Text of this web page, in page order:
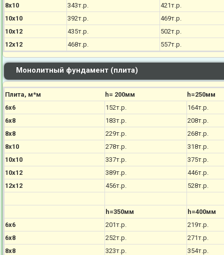
8х10
343т.р.
421т.р.
10х10
392т.р.
469т.р.
10х12
435т.р.
502т.р.
12х12
468т.р. 557т.р.
Монолитный фундамент (плита)
Плита, м*м h= 200мм
h=250мм
6х6
152т.р.
164т.р.
6х8
183т.р.
208т.р.
8х8
229т.р.
268т.р.
8х10
278т.р.
318т.р.
10х10
337т.р.
375т.р.
10х12
389т.р.
446т.р.
12х12
456т.р. 528т.р.
h=350мм
h=400мм
6х6
201т.р.
219т.р.
6х8
252т.р.
271т.р.
8х8
323т.р.
354т.р.